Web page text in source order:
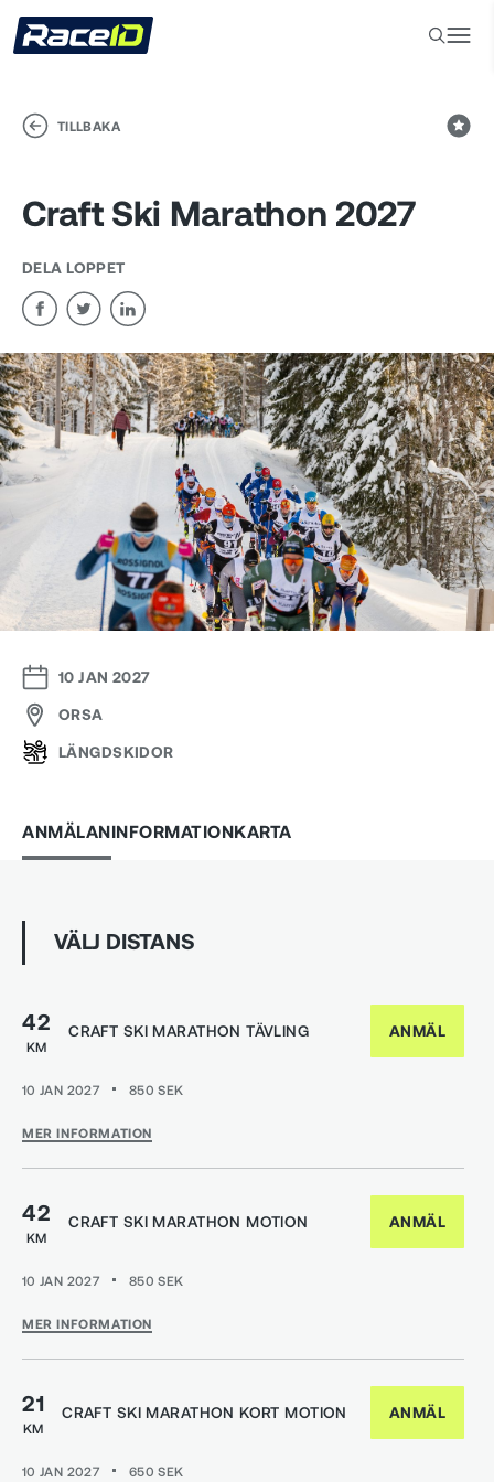
TILLBAKA
Craft Ski Marathon 2027
DELA LOPPET
10 JAN 2027
ORSA
LÄNGDSKIDOR
ANMÄLANINFORMATIONKARTA
VÄLJ DISTANS
42
KM
CRAFT SKI MARATHON TÄVLING ANMÄL
10 JAN 2027 850 SEK
MER INFORMATION
42
KM
CRAFT SKI MARATHON MOTION ANMÄL
10 JAN 2027 850 SEK
MER INFORMATION
21
KM
CRAFT SKI MARATHON KORT MOTION ANMÄL
10 JAN 2027 650 SEK